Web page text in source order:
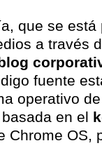
que se está
a través
fuente
operativo
en el
Chrome OS,